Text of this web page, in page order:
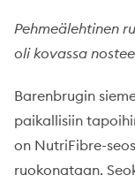
Pehmeälehtinen
oli kovassa
Barenbrugin
paikallisiin
on NutriFibre-
ruokonataan.